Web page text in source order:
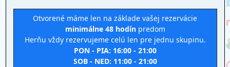
Otvorené máme len na základe vašej rezervácie
minimálne 48 hodínpredom
Herňu vždy rezervujeme celú len pre jednu skupinu.
PON - PIA: 16:00 - 21:00
SOB - NED: 11:00 - 21:00